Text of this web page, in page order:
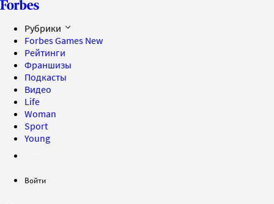
Рубрики
Forbes Games New
Рейтинги
Франшизы
Подкасты
Видео
Life
Woman
Sport
Young
Войти